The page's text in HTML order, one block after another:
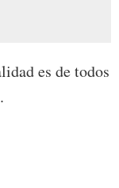
es de todos